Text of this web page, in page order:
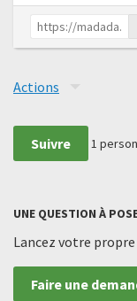
Actions
Suivre 1
UNE QUESTION À
Lancez votre
Faire une